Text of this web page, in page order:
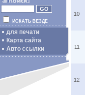
ИСКАТЬ ВЕЗДЕ
для печати
Карта сайта
Авто ссылки
10
11
12